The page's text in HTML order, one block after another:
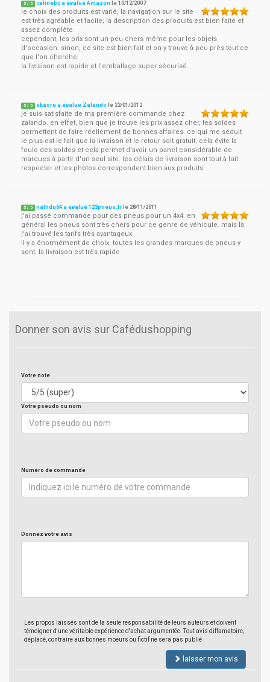
5 / 5 celinebc a évalué Amazon le10/12/2007
le choix des produits est varié, la navigation sur le site
est très agréable et facile; la description des produits est bien faite et
assez complète.
cependant, les prix sont un peu chers même pour les objets
d'occasion. sinon, ce site est bien fait et on y trouve à peu près tout ce
que l'on cherche.
la livraison est rapide et l'emballage super sécurisé.
5 / 5 skaore a évalué Zalando le 22/01/2012
je suis satisfaite de ma première commande chez
zalando. en effet, bien que je trouve les prix assez cher, les soldes
permettent de faire réellement de bonnes affaires. ce qui me séduit
le plus est le fait que la livraison et le retour soit gratuit. cela évite la
foule des soldes et cela permet d'avoir un panel considérable de
marques à partir d'un seul site. les délais de livraison sont tout à fait
respecter et les photos correspondent bien aux produits.
5 / 5 nathdu64 a évalué 123pneus.fr le 28/11/2011
j'ai passé commande pour des pneus pour un 4x4. en
général les pneus sont très chers pour ce genre de véhicule. mais là
j'ai trouvé les tarifs très avantageux.
il y a énormément de choix, toutes les grandes marques de pneus y
sont. la livraison est très rapide
Donner son avis sur Cafédushopping
Votre note
Votre pseudo ou nom
Numéro de commande
Donnez votre avis
Les propos laissés sont de la seule responsabilité de leurs auteurs et doivent
témoigner d'une véritable expérience d'achat argumentée. Tout avis diffamatoire,
déplacé, contraire aux bonnes moeurs ou fictif ne sera pas publié
laisser mon avis